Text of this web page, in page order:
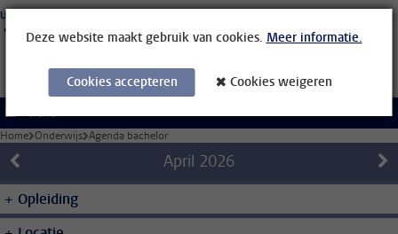
Universiteit Leiden
Menu
Home Onderwijs Agenda bachelor
April 2026
Opleiding
Deze website maakt gebruik van cookies. Meer informatie.
Cookies accepteren Cookies weigeren